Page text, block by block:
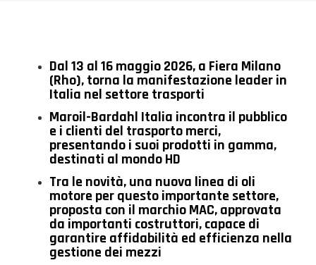
Dal13 al16maggio 2026, a Fiera Milano
(Rho),torna la manifestazione leader in
Italia nel settore trasporti
Maroil-Bardahl Italia incontra il pubblico
e i clienti del trasporto merci,
presentandoi suoi prodotti in gamma,
destinati al mondo HD
Tra le novità,una nuova linea di oli
motore per questo importante settore,
proposta con il marchio MAC,approvata
da importanti costruttori, capace di
garantire affidabilità ed efficienza nella
gestione dei mezzi